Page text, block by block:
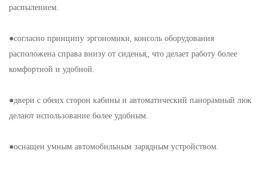
распылением.
●согласно принципу эргономики, консоль оборудования
расположена справа внизу от сиденья,, что делает работу более
комфортной и удобной.
●двери с обеих сторон кабины и автоматический панорамный люк
делают использование более удобным.
●оснащен умным автомобильным зарядным устройством.